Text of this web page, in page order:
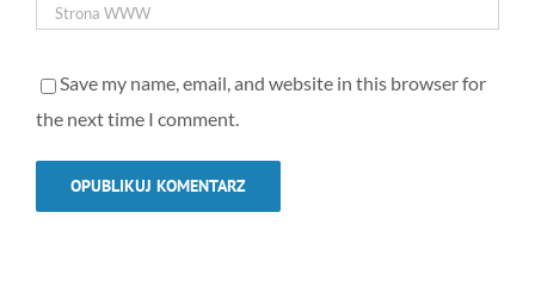
Save my name, email, and website in this browser for
the next time I comment.